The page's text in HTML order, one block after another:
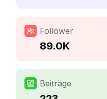
Follower
89.0K
Beiträge